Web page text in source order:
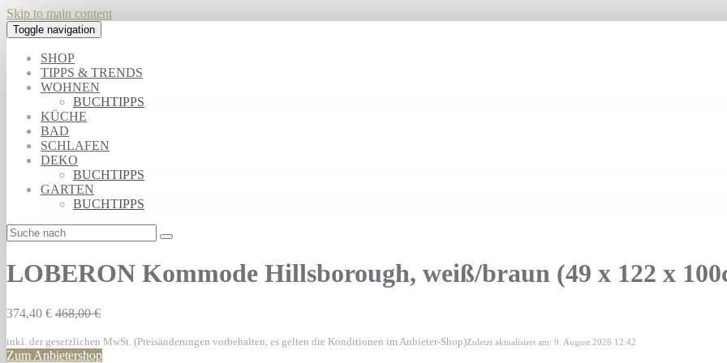
Skip to main content
Toggle navigation
SHOP
TIPPS & TRENDS
WOHNEN
BUCHTIPPS
KÜCHE
BAD
SCHLAFEN
DEKO
BUCHTIPPS
GARTEN
BUCHTIPPS
LOBERON Kommode Hillsborough, weiß/braun (49 x 122 x
374,40 € 468,00 €
inkl. der gesetzlichen MwSt. (Preisänderungen vorbehalten, es gelten die Konditionen im Anbieter-Shop)Zuletzt aktualisiert am: 9. August 2026 12:42
Zum Anbietershop